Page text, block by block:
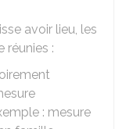
avoir lieu, les
réunies :
: mesure